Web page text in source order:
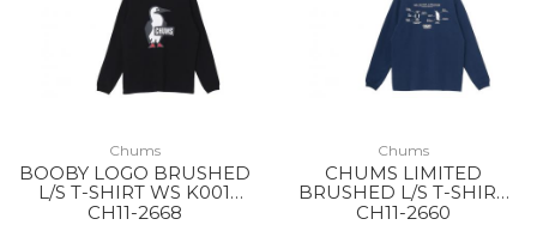
Chums
BOOBY LOGO BRUSHED
L/S T-SHIRT WS K001
BLACK
CH11-2668
Chums
CHUMS LIMITED
BRUSHED L/S T-SHIRT
WS N001 NAVY
CH11-2660